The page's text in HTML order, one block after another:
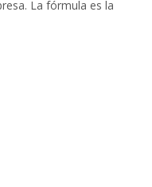
La fórmula es la